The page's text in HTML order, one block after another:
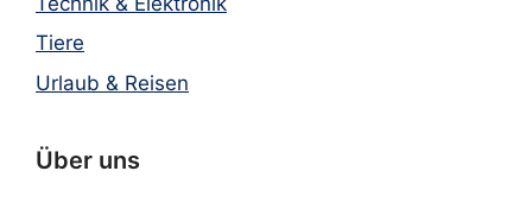
Tiere
Urlaub & Reisen
Über uns